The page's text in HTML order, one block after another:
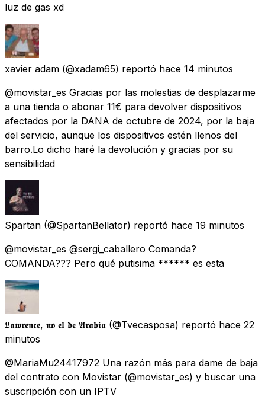
luz de gas xd
xavier adam (@xadam65) reportó hace 14 minutos
@movistar_es Gracias por las molestias de desplazarme
a una tienda o abonar 11€ para devolver dispositivos
afectados por la DANA de octubre de 2024, por la baja
del servicio, aunque los dispositivos estén llenos del
barro.Lo dicho haré la devolución y gracias por su
sensibilidad
Spartan (@SpartanBellator) reportó hace 19 minutos
@movistar_es @sergi_caballero Comanda?
COMANDA??? Pero qué putisima ****** es esta
𝕷𝖆𝖜𝖗𝖊𝖓𝖈𝖊, 𝖓𝖔 𝖊𝖑 𝖉𝖊 𝕬𝖗𝖆𝖇𝖎𝖆 (@Tvecasposa) reportó hace 22
minutos
@MariaMu24417972 Una razón más para dame de baja
del contrato con Movistar (@movistar_es) y buscar una
suscripción con un IPTV